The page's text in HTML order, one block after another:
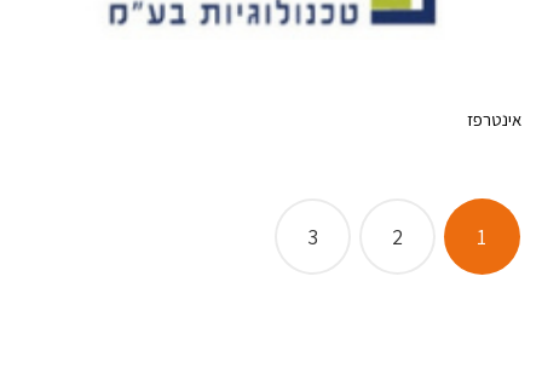
אינטרפז
Posts
pagination
1
2
3